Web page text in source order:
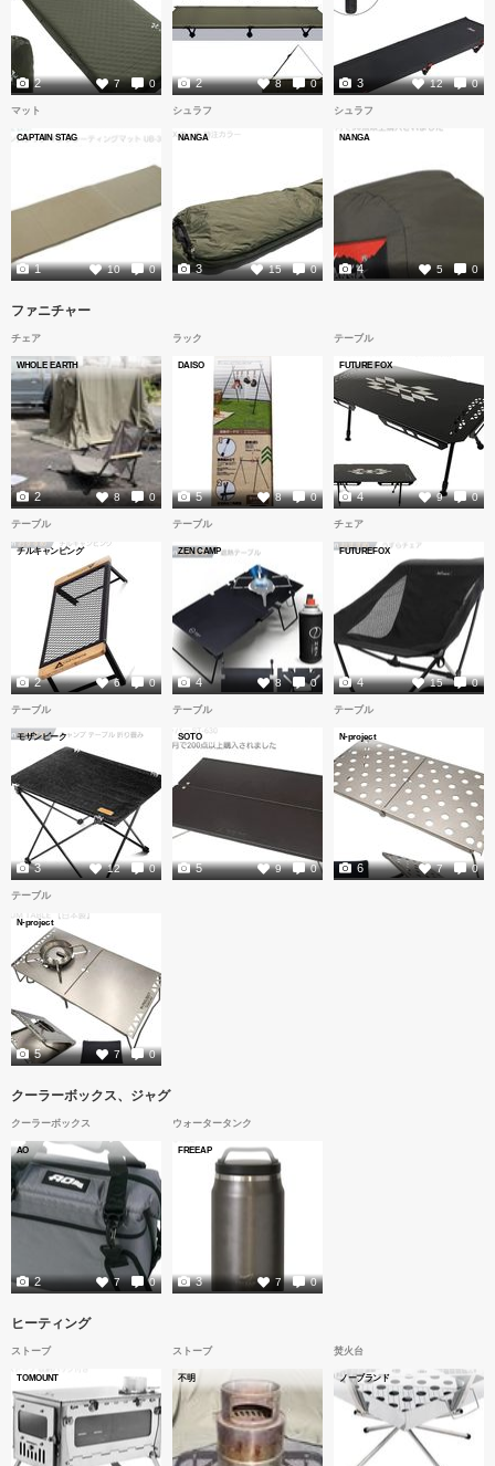
7 0
2 8 0
2 12 0
3
マット
CAPTAIN STAG
10 0
1
シュラフ
NANGA
15 0
3
シュラフ
NANGA
5 0
4
ファニチャー
チェア
WHOLE EARTH
8 0
2
ラック
DAISO
8 0
5
テーブル
FUTURE FOX
9 0
4
テーブル
チルキャンピング
6 0
2
テーブル
ZEN CAMP
8 0
4
チェア
FUTUREFOX
15 0
4
テーブル
モザンビーク
12 0
3
テーブル
SOTO
9 0
5
テーブル
N-project
7 0
6
テーブル
N-project
7 0
5
クーラーボックス、ジャグ
クーラーボックス
AO
7 0
2
ウォータータンク
FREEAP
7 0
3
ヒーティング
ストーブ
TOMOUNT
ストーブ
不明
焚火台
ノーブランド